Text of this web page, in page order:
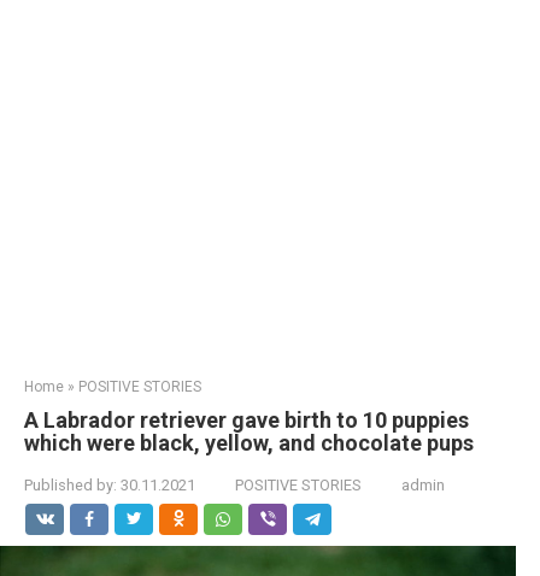
Home » POSITIVE STORIES
A Labrador retriever gave birth to 10 puppies
which were black, yellow, and chocolate pups
Published by: 30.11.2021 POSITIVE STORIES admin